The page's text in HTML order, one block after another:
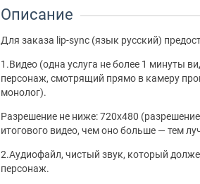
Описание
Для заказа lip-sync (язык русский)
1.Видео (одна услуга не более 1 минуты
персонаж, смотрящий прямо в камеру
монолог).
Разрешение не ниже: 720x480
итогового видео, чем оно больше — тем
2.Аудиофайл, чистый звук, который
персонаж.